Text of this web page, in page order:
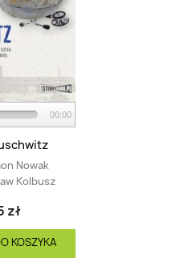
00:00
Nowak
Kolbusz
zł
KOSZYKA